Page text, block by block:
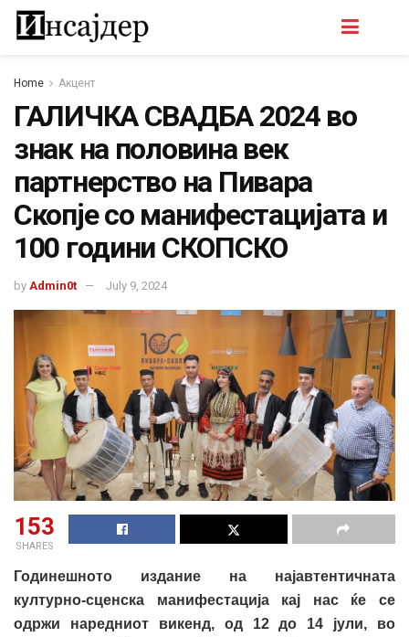
Home Акцент
ГАЛИЧКА СВАДБА 2024 во
знак на половина век
партнерство на Пивара
Скопје со манифестацијата и
100 години СКОПСКО
by Admin0t July 9, 2024
153
SHARES
Годинешното издание на најавтентичната
културно-сценска манифестација кај нас ќе се
одржи наредниот викенд, од 12 до 14 јули, во